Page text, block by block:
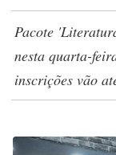
Pacote
nesta quarta-
inscrições vão